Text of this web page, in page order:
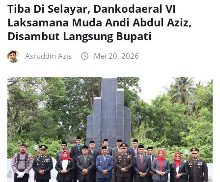
Tiba Di Selayar, Dankodaeral VI
Laksamana Muda Andi Abdul Aziz,
Disambut Langsung Bupati
Asruddin Azis Mei 20, 2026